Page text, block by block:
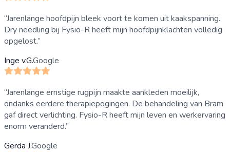
“Jarenlange hoofdpijn bleek voort te komen uit kaakspanning.
Dry needling bij Fysio-R heeft mijn hoofdpijnklachten volledig
opgelost.”
Inge v.G.Google
“Jarenlange ernstige rugpijn maakte aankleden moeilijk,
ondanks eerdere therapiepogingen. De behandeling van Bram
gaf direct verlichting. Fysio-R heeft mijn leven en werkervaring
enorm veranderd.”
Gerda J.Google